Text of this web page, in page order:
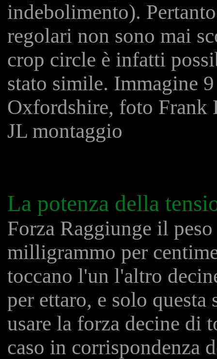
indebolimento).
regolari non sono mai
crop circle è infatti
stato simile. Immagine
Oxfordshire, foto Frank
JL montaggio
La potenza della
Forza Raggiunge il
milligrammo per
toccano l'un l'altro
per ettaro, e solo questa
usare la forza decine di
caso in corrispondenza